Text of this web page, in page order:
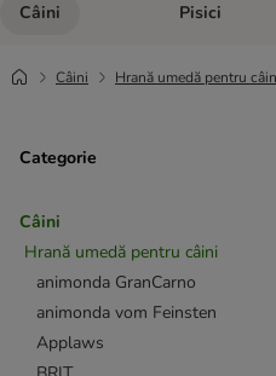
Câini Deschideți
Pisici
Câini Hrană umedă pentru
Categorie
Câini
Hrană umedă pentru câini
animonda GranCarno
animonda vom Feinsten
Applaws